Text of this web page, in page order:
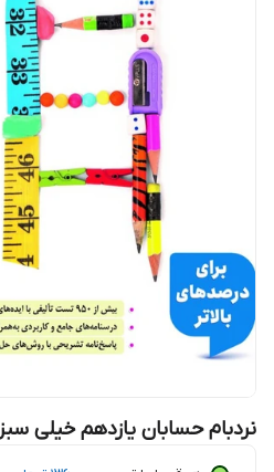
نردبام حسابان یازدهم خیلی سبز